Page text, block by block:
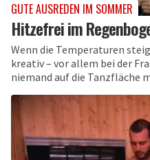
GUTE AUSREDEN IM SOMMER
Hitzefrei im
Wenn die Temperaturen
kreativ – vor allem bei der
niemand auf die Tanzfläche